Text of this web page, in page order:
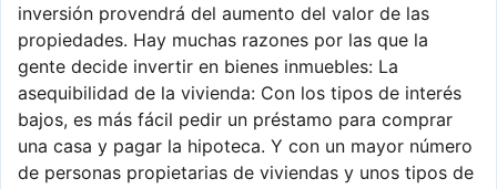
inversión provendrá del aumento del valor de las
propiedades. Hay muchas razones por las que la
gente decide invertir en bienes inmuebles: La
asequibilidad de la vivienda: Con los tipos de interés
bajos, es más fácil pedir un préstamo para comprar
una casa y pagar la hipoteca. Y con un mayor número
de personas propietarias de viviendas y unos tipos de